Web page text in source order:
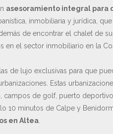
asesoramiento integral para
inmobiliaria y jurídica,
de encontrar el chalet de
el sector inmobiliario en la
de lujo exclusivas para que
Estas
campos de golf, puerto
10 minutos de Calpe y
en Altea